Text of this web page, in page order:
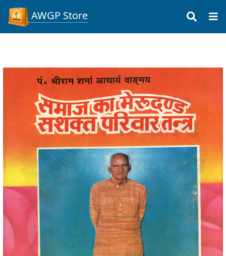
AWGP Store